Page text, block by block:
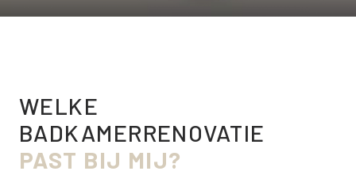
WELKE
BADKAMERRENOVATIE
PAST BIJ MIJ?